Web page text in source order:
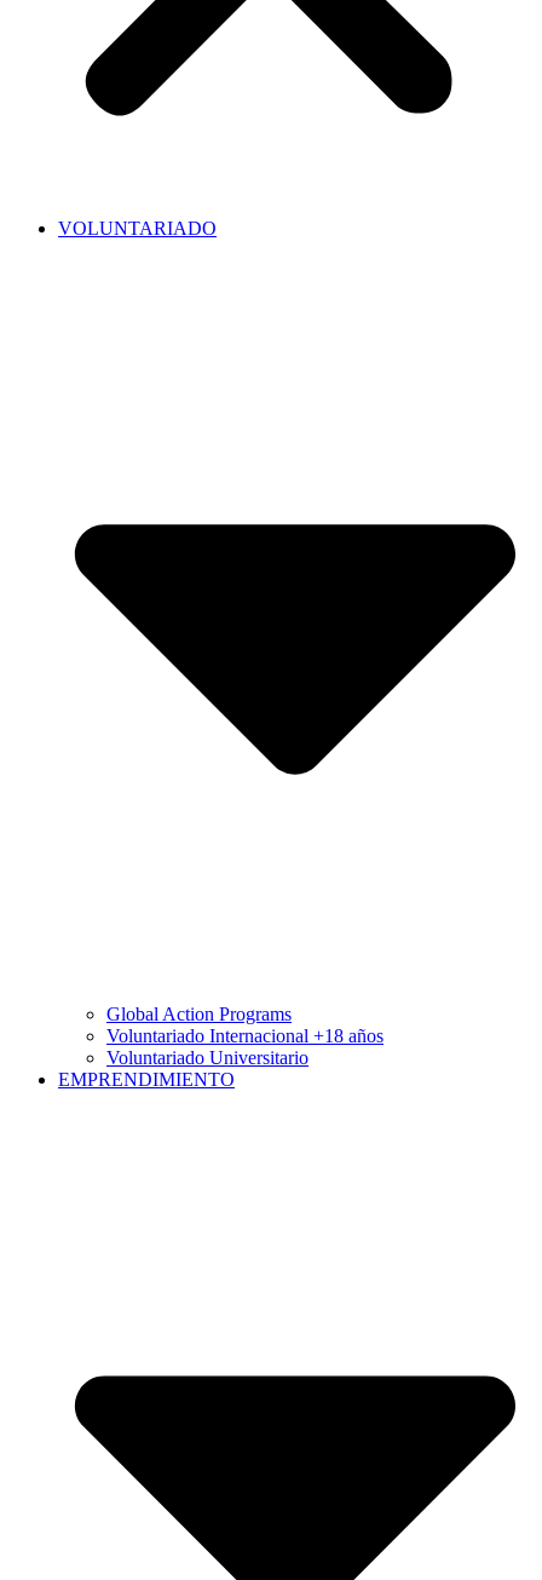
VOLUNTARIADO
Global Action Programs
Voluntariado Internacional +18 años
Voluntariado Universitario
EMPRENDIMIENTO